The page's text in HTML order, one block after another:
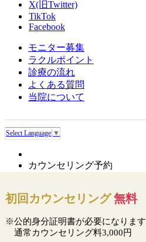
X(旧Twitter)
TikTok
Facebook
モニター募集
ラクルポイント
診療の流れ
よくある質問
当院について
Select Language ▼
カウンセリング予約
初回カウンセリング無料
※公的身分証明書が必要になります
通常カウンセリング料3,000円